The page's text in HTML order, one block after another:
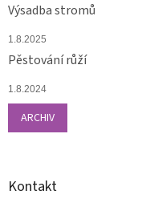
Výsadba stromů
1.8.2025
Pěstování růží
1.8.2024
ARCHIV
Kontakt